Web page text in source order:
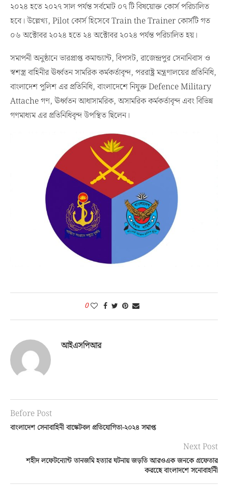
২০২৪ হতে ২০২৭ সাল পর্যন্ত সর্বমোট ০৭ টি বিষয়োক্ত কোর্স পরিচালিত
হবে। উল্লেখ্য, Pilot কোর্স হিসেবে Train the Trainer কোর্সটি গত
০৬ অক্টোবর ২০২৪ হতে ২৪ অক্টোবর ২০২৪ পর্যন্ত পরিচালিত হয়।
সমাপনী অনুষ্ঠানে ভারপ্রাপ্ত কমান্ড্যান্ট, বিপসট, রাজেন্দ্রপুর সেনানিবাস ও
স্বশস্ত্র বাহিনীর ঊর্ধ্বতন সামরিক কর্মকর্তাবৃন্দ, পররাষ্ট্র মন্ত্রণালয়ের প্রতিনিধি,
বাংলাদেশ পুলিশ এর প্রতিনিধি, বাংলাদেশে নিযুক্ত Defence Military
Attache গণ, ঊর্ধ্বতন আধাসামরিক, অসামরিক কর্মকর্তাবৃন্দ এবং বিভিন্ন
গণমাধ্যম এর প্রতিনিধিবৃন্দ উপস্থিত ছিলেন।
0
আইএসপিআর
Before Post
বাংলাদেশ সেনাবাহিনী বাস্কেটবল প্রতিযোগিতা-২০২৪ সমাপ্ত
Next Post
শহীদ লফেটন্যোন্ট তানজমি হত্যার ঘটনায় জড়তি আরওএক জনকে গ্রফেতার
করছেে বাংলাদশে সনোবাহনিী